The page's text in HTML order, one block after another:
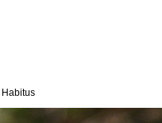
Habitus